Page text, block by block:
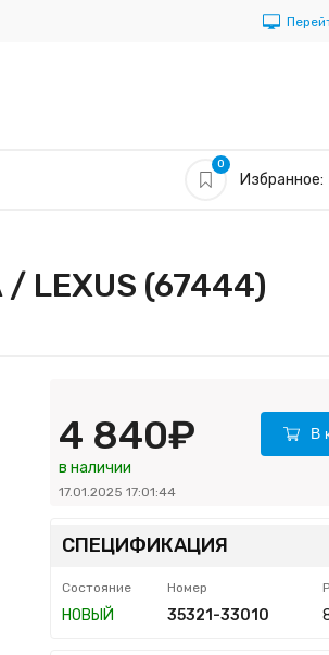
0
Избранное:
LEXUS (67444)
4 840₽
в наличии
17.01.2025 17:01:44
В
СПЕЦИФИКАЦИЯ
Состояние Номер
НОВЫЙ 35321-33010